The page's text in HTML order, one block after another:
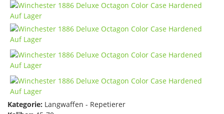
Kategorie: Langwaffen - Repetierer